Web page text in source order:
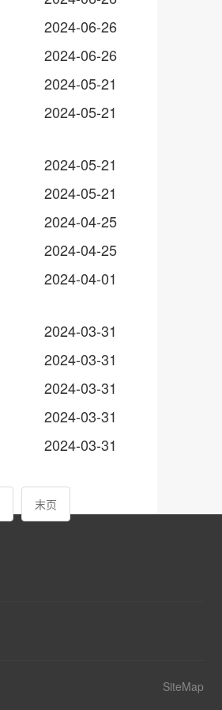
2024-06-26
2024-06-26
2024-05-21
2024-05-21
2024-05-21
2024-05-21
2024-04-25
2024-04-25
2024-04-01
2024-03-31
2024-03-31
2024-03-31
2024-03-31
2024-03-31
末页
SiteMap